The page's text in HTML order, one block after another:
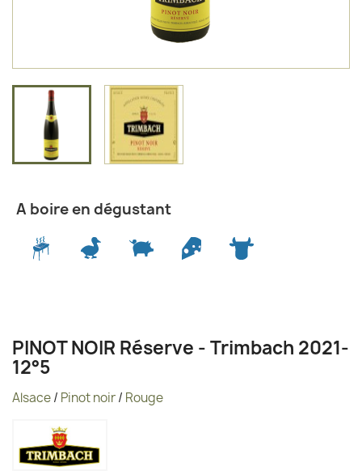
A boire en dégustant
PINOT NOIR Réserve - Trimbach 2021-
12°5
Alsace/ Pinot noir/ Rouge